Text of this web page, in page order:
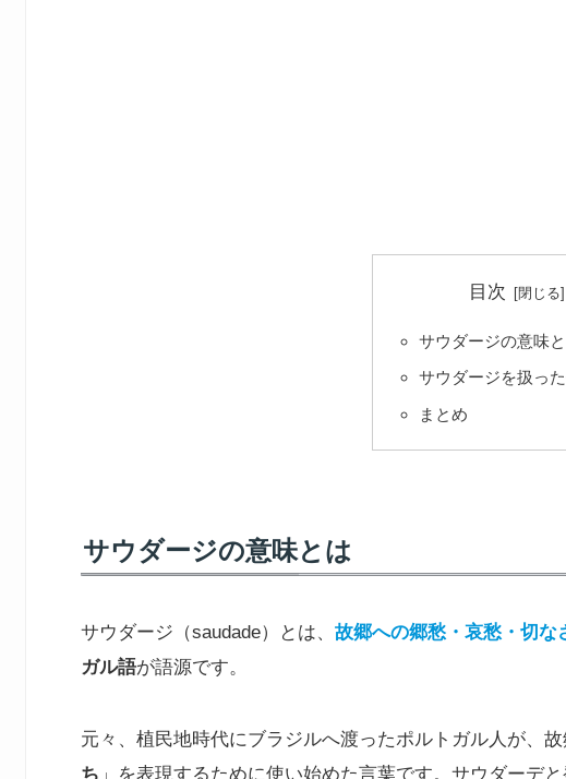
目次
サウダージの意味
サウダージを扱っ
まとめ
サウダージの意味とは
サウダージ（saudade）とは、 故郷への郷愁・哀愁・切な
ガル語が語源です。
元々、植民地時代にブラジルへ渡ったポルトガル人が、
ち 」を表現するために使い始めた言葉です。サウダーデ